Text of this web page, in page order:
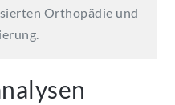
Orthopädie und